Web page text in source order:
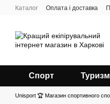
Перейти до основного
Каталог Оплата і доставка
Спорт Туризм
Unisport 🏆 Магазин спортивного